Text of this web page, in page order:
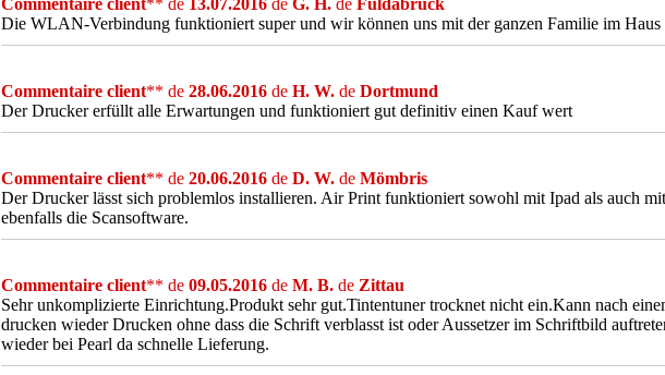
Commentaire client** de 13.07.2016 de G. H. de Fuldabrück
Die WLAN-Verbindung funktioniert super und wir können uns mit der ganzen Familie im Haus
Commentaire client** de 28.06.2016 de H. W. de Dortmund
Der Drucker erfüllt alle Erwartungen und funktioniert gut definitiv einen Kauf wert
Commentaire client** de 20.06.2016 de D. W. de Mömbris
Der Drucker lässt sich problemlos installieren. Air Print funktioniert sowohl mit Ipad als auch
ebenfalls die Scansoftware.
Commentaire client** de 09.05.2016 de M. B. de Zittau
Sehr unkomplizierte Einrichtung.Produkt sehr gut.Tintentuner trocknet nicht ein.Kann nach
drucken wieder Drucken ohne dass die Schrift verblasst ist oder Aussetzer im Schriftbild
wieder bei Pearl da schnelle Lieferung.